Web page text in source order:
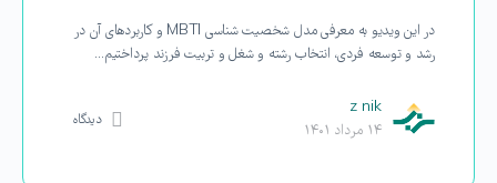
در این ویدیو به معرفی مدل شخصیت شناسی MBTI و کاربردهای آن در
رشد و توسعه فردی، انتخاب رشته و شغل و تربیت فرزند پرداختیم…
z nik
۱۴ مرداد ۱۴۰۱
دیدگاه